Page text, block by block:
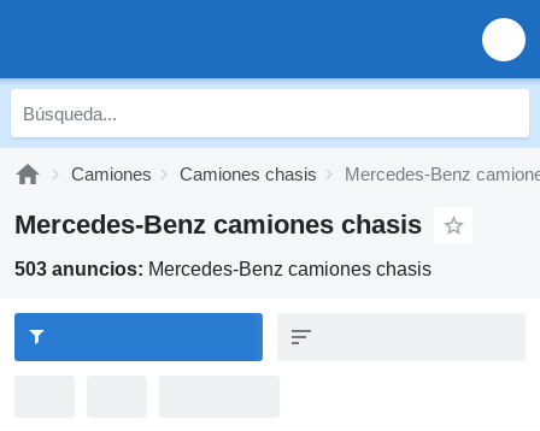
Camiones Camiones chasis Mercedes-Benz
Mercedes-Benz camiones chasis
503 anuncios: Mercedes-Benz camiones chasis